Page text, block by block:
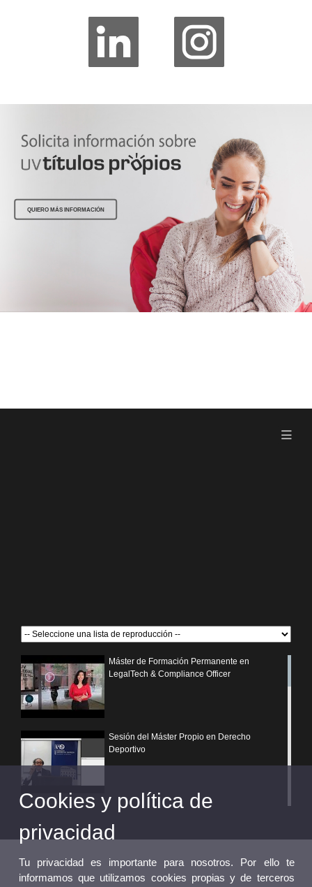
QUIERO MÁS INFORMACIÓN
Máster de Formación Permanente en
LegalTech & Compliance Officer
Sesión del Máster Propio en Derecho
Deportivo
¿Por qué elegir un postgrado propio de la
Universitat de València?
Cookies y política de
privacidad
Tu privacidad es importante para nosotros. Por ello te
informamos que utilizamos cookies propias y de terceros